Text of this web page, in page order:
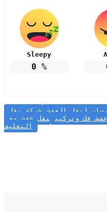
Sleepy
0 %
لنقل العفش
شركة نقل
فك وتركيب
نقل عفش مع
التغليف